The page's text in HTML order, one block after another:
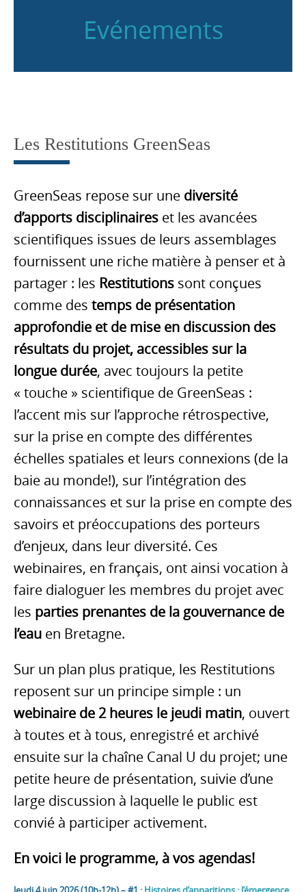
Evénements
Les Restitutions GreenSeas
GreenSeas repose sur une diversité
d’apports disciplinaires et les avancées
scientifiques issues de leurs assemblages
fournissent une riche matière à penser et à
partager : les Restitutions sont conçues
comme des temps de présentation
approfondie et de mise en discussion des
résultats du projet, accessibles sur la
longue durée, avec toujours la petite
« touche » scientifique de GreenSeas :
l’accent mis sur l’approche rétrospective,
sur la prise en compte des différentes
échelles spatiales et leurs connexions (de la
baie au monde!), sur l’intégration des
connaissances et sur la prise en compte des
savoirs et préoccupations des porteurs
d’enjeux, dans leur diversité. Ces
webinaires, en français, ont ainsi vocation à
faire dialoguer les membres du projet avec
les parties prenantes de la gouvernance de
l’eau en Bretagne.
Sur un plan plus pratique, les Restitutions
reposent sur un principe simple : un
webinaire de 2 heures le jeudi matin, ouvert
à toutes et à tous, enregistré et archivé
ensuite sur la chaîne Canal U du projet; une
petite heure de présentation, suivie d’une
large discussion à laquelle le public est
convié à participer activement.
En voici le programme, à vos agendas!